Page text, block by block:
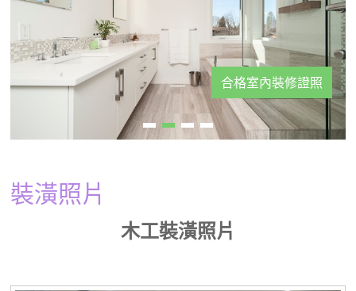
合格室內裝修證照
專業服務、價格優惠、職人精緻工藝
裝潢照片
木工裝潢照片